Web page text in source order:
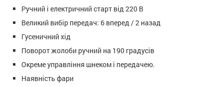
Ручний і електричний старт від 220 В
Великий вибір передач: 6 вперед / 2 назад
Гусеничний хід
Поворот жолоби ручний на 190 градусів
Окреме управління шнеком і передачею.
Наявність фари